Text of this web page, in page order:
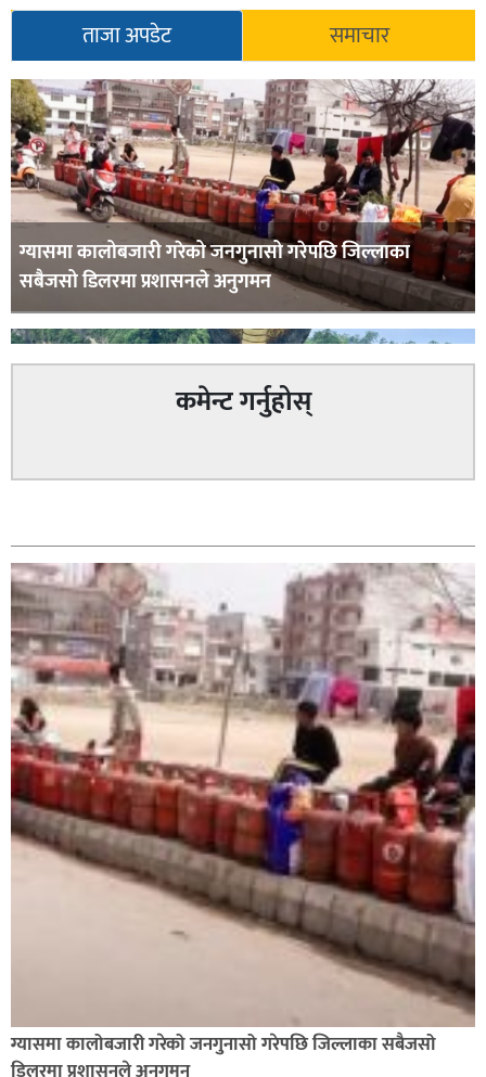
ताजा अपडेट समाचार
ग्यासमा कालोबजारी गरेको जनगुनासो गरेपछि जिल्लाका
सबैजसो डिलरमा प्रशासनले अनुगमन
नेवार सेवा समिति घोराहीद्वारा एक महिने नेवारी बाजा तथा नृत्य
प्रशिक्षण सुरु,
शिक्षालाई उत्पादन, समृद्धि एवं सृजनशीलतासँग जोड्ने घोराही
बनाऔँ अभियानमा मेरो पनि साथ कमल ओली
कमेन्ट गर्नुहोस्
ग्यासमा कालोबजारी गरेको जनगुनासो गरेपछि जिल्लाका सबैजसो